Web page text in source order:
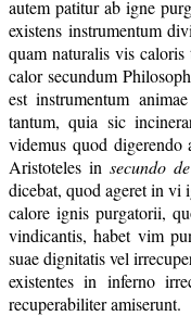
autem patitur ab igne
existens instrumentum
quam naturalis vis
calor secundum
est instrumentum
tantum, quia sic
videmus quod
Aristoteles in secundo
dicebat, quod ageret in
calore ignis purgatorii,
vindicantis, habet vim
suae dignitatis vel
existentes in inferno
recuperabiliter amiserunt.